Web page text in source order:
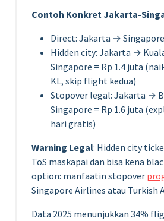
Contoh Konkret Jakarta-
Direct: Jakarta →
Hidden city: Jakarta →
Singapore = Rp 1.4 juta
KL, skip flight kedua)
Stopover legal: Jakarta →
Singapore = Rp 1.6 juta
hari gratis)
Warning Legal: Hidden city
ToS maskapai dan bisa kena
option: manfaatin stopover
Singapore Airlines atau Turkish
Data 2025 menunjukkan 34%